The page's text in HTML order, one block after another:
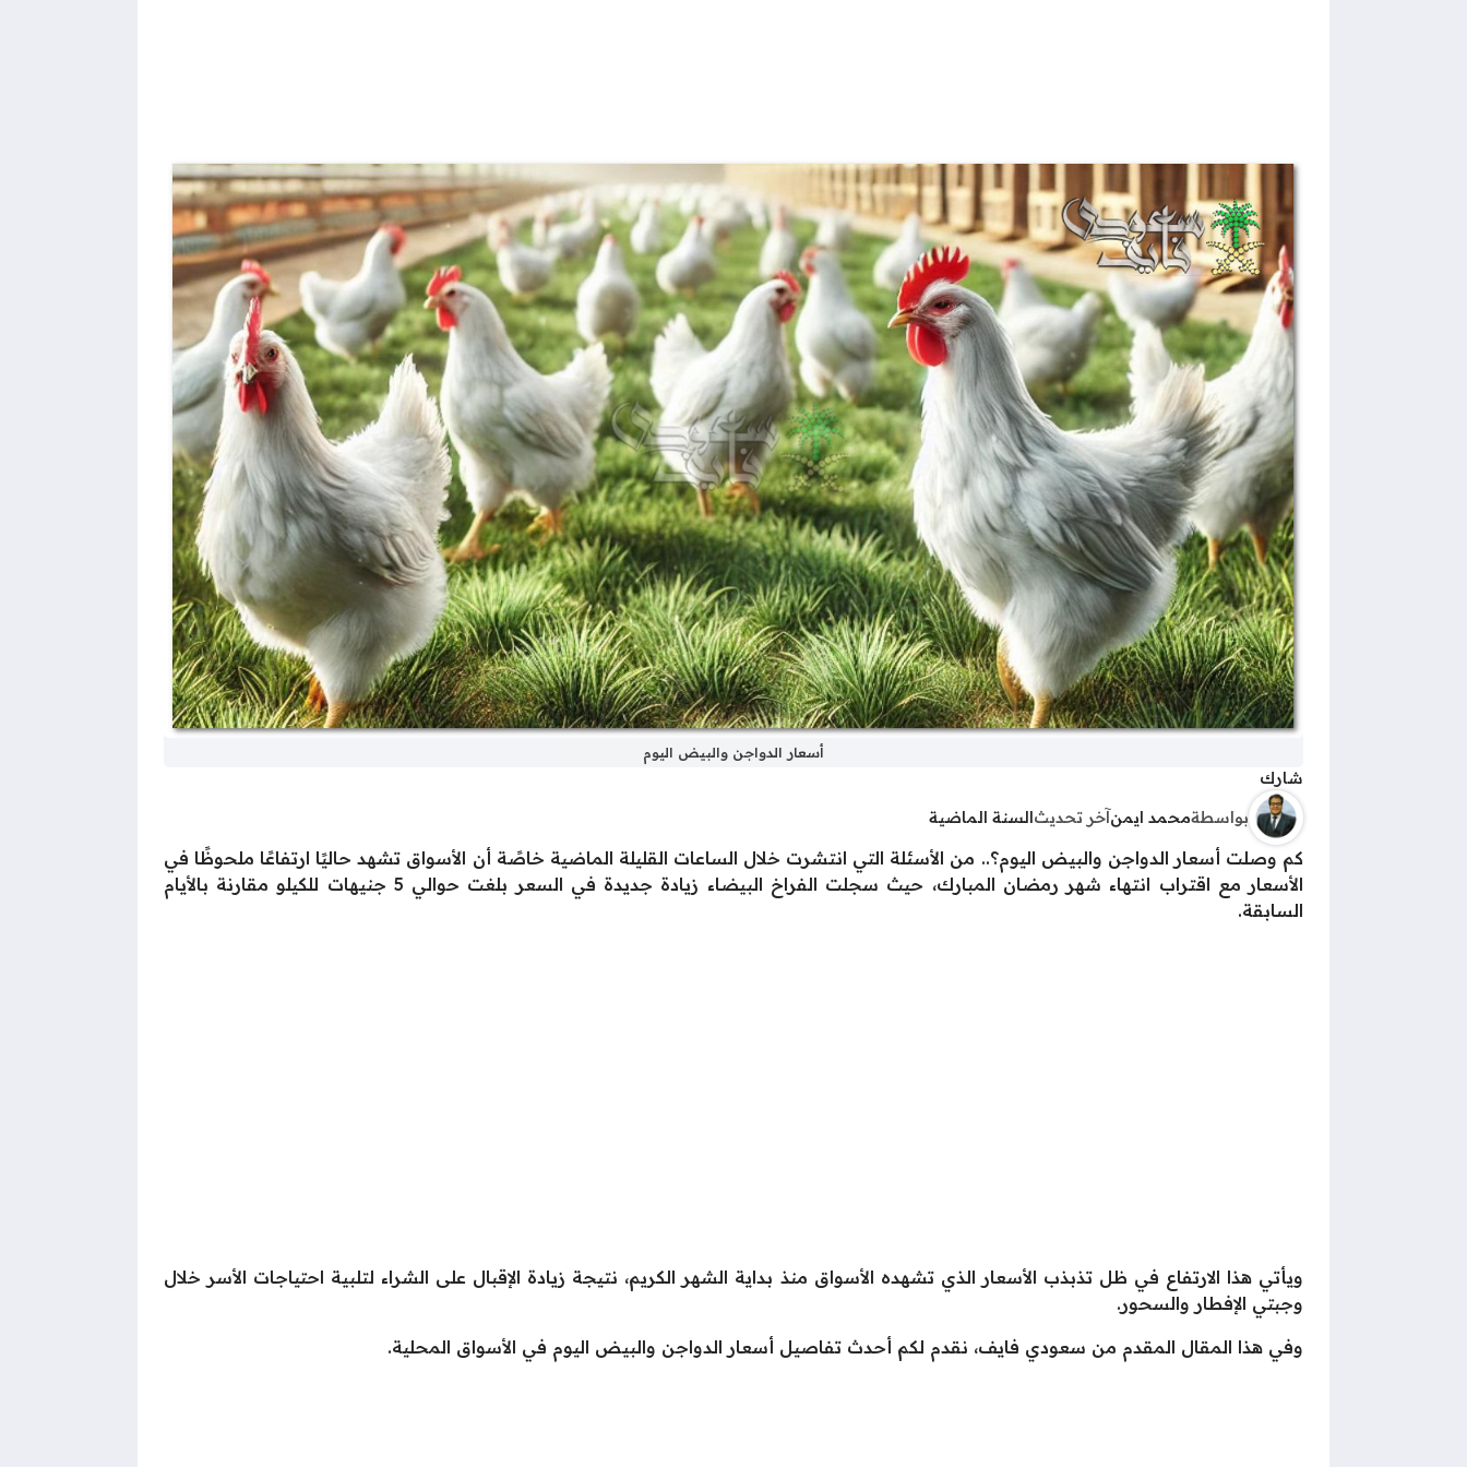
أسعار الدواجن والبيض اليوم
شارك
بواسطةمحمد ايمنآخر تحديثالسنة الماضية
كم وصلت أسعار الدواجن والبيض اليوم؟.. من الأسئلة التي انتشرت خلال الساعات القليلة الماضية خاصًة أن الأسواق تشهد حاليًا ارتفاعًا ملحوظًا في
الأسعار مع اقتراب انتهاء شهر رمضان المبارك، حيث سجلت الفراخ البيضاء زيادة جديدة في السعر بلغت حوالي 5 جنيهات للكيلو مقارنة بالأيام
السابقة.
ويأتي هذا الارتفاع في ظل تذبذب الأسعار الذي تشهده الأسواق منذ بداية الشهر الكريم، نتيجة زيادة الإقبال على الشراء لتلبية احتياجات الأسر خلال
وجبتي الإفطار والسحور.
وفي هذا المقال المقدم من سعودي فايف، نقدم لكم أحدث تفاصيل أسعار الدواجن والبيض اليوم في الأسواق المحلية.